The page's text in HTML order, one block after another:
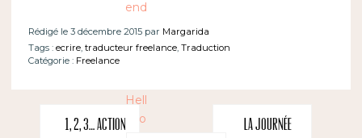
Rédigé le 3 décembre 2015 par Margarida
Tags : ecrire, traducteur freelance, Traduction
Catégorie : Freelance
1, 2, 3… action
La Journée